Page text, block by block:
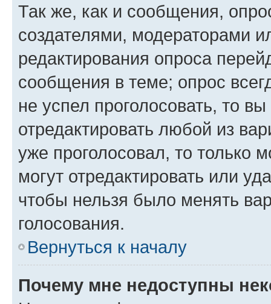
Так же, как и сообщения,
создателями, модераторами
редактирования опроса
сообщения в теме; опрос
не успел проголосовать, то
отредактировать любой из
уже проголосовал, то только
могут отредактировать или
чтобы нельзя было менять
голосования.
Вернуться к началу
Почему мне недоступны